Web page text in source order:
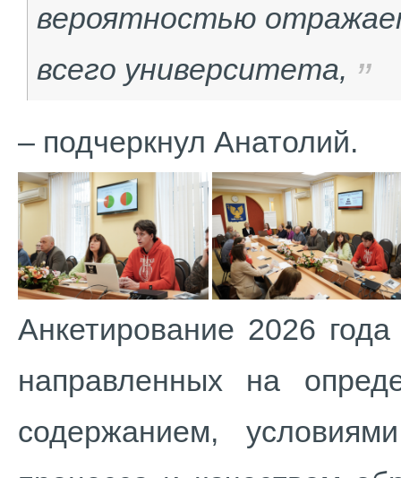
вероятностью
всего университета,
– подчеркнул Анатолий.
Анкетирование 2026
направленных на
содержанием,